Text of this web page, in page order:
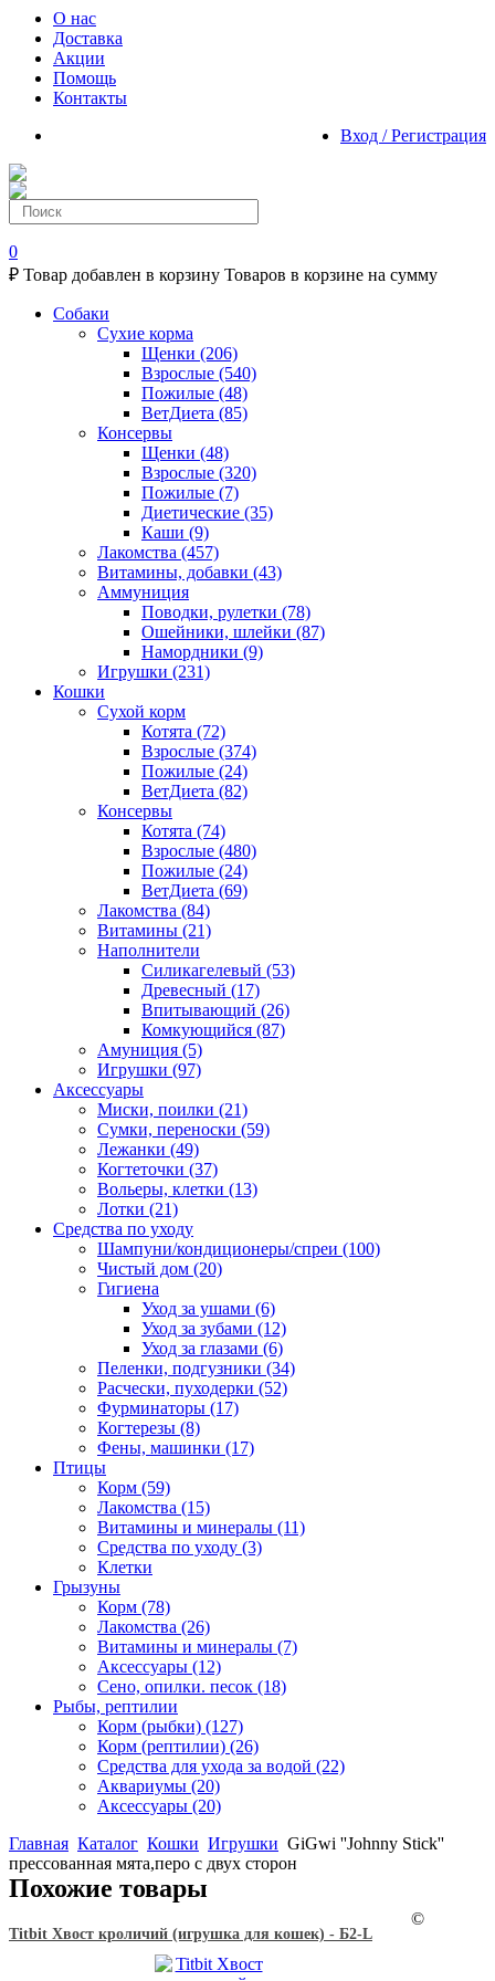
О нас
Доставка
Акции
Помощь
Контакты
Вход / Регистрация
0
₽ Товар добавлен в корзину Товаров в корзине на сумму
Собаки
Сухие корма
Щенки (206)
Взрослые (540)
Пожилые (48)
ВетДиета (85)
Консервы
Щенки (48)
Взрослые (320)
Пожилые (7)
Диетические (35)
Каши (9)
Лакомства (457)
Витамины, добавки (43)
Аммуниция
Поводки, рулетки (78)
Ошейники, шлейки (87)
Намордники (9)
Игрушки (231)
Кошки
Сухой корм
Котята (72)
Взрослые (374)
Пожилые (24)
ВетДиета (82)
Консервы
Котята (74)
Взрослые (480)
Пожилые (24)
ВетДиета (69)
Лакомства (84)
Витамины (21)
Наполнители
Силикагелевый (53)
Древесный (17)
Впитывающий (26)
Комкующийся (87)
Амуниция (5)
Игрушки (97)
Аксессуары
Миски, поилки (21)
Сумки, переноски (59)
Лежанки (49)
Когтеточки (37)
Вольеры, клетки (13)
Лотки (21)
Средства по уходу
Шампуни/кондиционеры/спреи (100)
Чистый дом (20)
Гигиена
Уход за ушами (6)
Уход за зубами (12)
Уход за глазами (6)
Пеленки, подгузники (34)
Расчески, пуходерки (52)
Фурминаторы (17)
Когтерезы (8)
Фены, машинки (17)
Птицы
Корм (59)
Лакомства (15)
Витамины и минералы (11)
Средства по уходу (3)
Клетки
Грызуны
Корм (78)
Лакомства (26)
Витамины и минералы (7)
Аксессуары (12)
Сено, опилки. песок (18)
Рыбы, рептилии
Корм (рыбки) (127)
Корм (рептилии) (26)
Средства для ухода за водой (22)
Аквариумы (20)
Аксессуары (20)
Главная Каталог Кошки Игрушки GiGwi ''Johnny Stick''
прессованная мята,перо с двух сторон
Похожие товары
Titbit Хвост кроличий (игрушка для кошек) - Б2-L
©